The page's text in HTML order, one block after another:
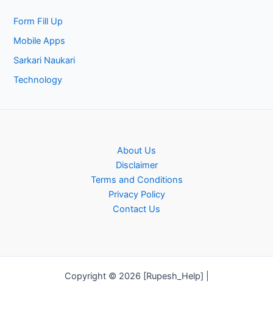
Form Fill Up
Mobile Apps
Sarkari Naukari
Technology
About Us
Disclaimer
Terms and Conditions
Privacy Policy
Contact Us
Copyright © 2026 [Rupesh_Help] |